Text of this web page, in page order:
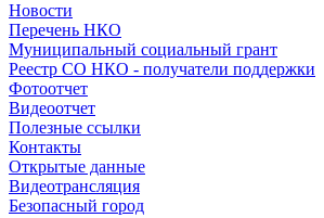
Новости
Перечень НКО
Муниципальный социальный грант
Реестр СО НКО - получатели поддержки
Фотоотчет
Видеоотчет
Полезные ссылки
Контакты
Открытые данные
Видеотрансляция
Безопасный город